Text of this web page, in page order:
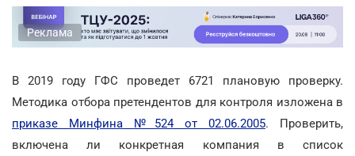
Реклама
В 2019 году ГФС проведет 6721 плановую проверку.
Методика отбора претендентов для контроля изложена в
приказе Минфина №524 от 02.06.2005. Проверить,
включена ли конкретная компания в список